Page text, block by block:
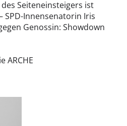
Seiteneinsteigers ist
SPD-Innensenatorin Iris
Genossin: Showdown
ARCHE